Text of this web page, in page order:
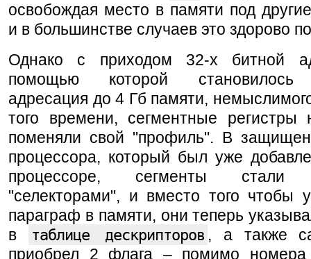
освобождая место в памяти под
и в большинстве случаев это здорово
Однако с приходом 32-х битной
помощью которой становилось
адресация до 4 Гб памяти,
того времени, сегментные
поменяли свой "профиль". В
процессора, который был уже
процессоре, сегменты стали
"селекторами", и вместо того чтобы
параграф в памяти, они теперь
в
таблице дескрипторов , а также
приобрел 2 флага – помимо